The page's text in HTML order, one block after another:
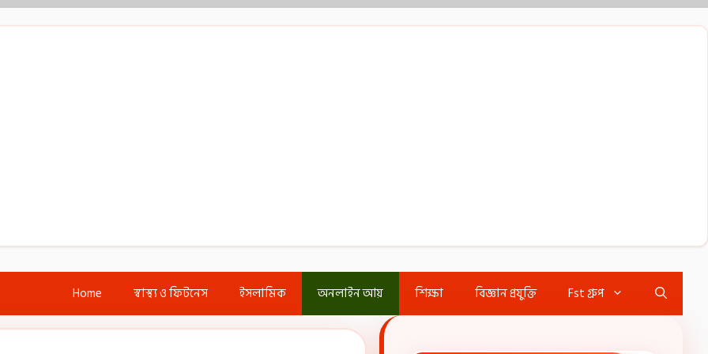
Home স্বাস্থ্য ও ফিটনেস ইসলামিক অনলাইন আয় শিক্ষা বিজ্ঞান প্রযুক্তি Fst গ্রুপ